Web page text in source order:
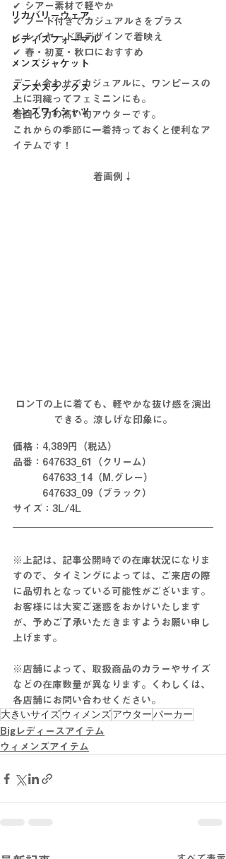
リカバリーウェア
レディスフォーマル
メンズジャケット
メンズスラックス
メンズワイシャツ
✔ シアー素材で軽やか
✔ フード付きでカジュアルさをプラス
✔ レイヤード風デザインで着映え
✔ 春・初夏・秋口におすすめ
デニム合わせでカジュアルに、ワンピースの
上に羽織ってフェミニンにも。
着回し力の高い旬アウターです。
これからの季節に一着持っておくと便利なア
イテムです！
着画例↓
ロンTの上に着ても、軽やかな抜け感を演出
できる。涼しげな印象に。
価格：4,389円（税込）
品番：647633_61（クリーム）
647633_14（M.グレー）
647633_09（ブラック）
サイズ：3L/4L
※上記は、記事公開時での在庫状況になりま
すので、タイミングによっては、ご来店の際
に品切れとなっている可能性がございます。
お客様には大変ご迷惑をおかけいたします
が、予めご了承いただきますようお願い申し
上げます。
※店舗によって、取扱商品のカラーやサイズ
などの在庫数量が異なります。くわしくは、
各店舗にお問い合わせください。
大きいサイズウィメンズアウターパーカー
Bigレディースアイテム
ウィメンズアイテム